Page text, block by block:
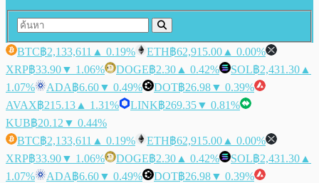
BTC฿2,133,611 ▲ 0.19% ETH฿62,915.00 ▲ 0.00%
XRP฿33.90▼ 1.06% DOGE฿2.30 ▲ 0.42% SOL฿2,431.30 ▲
1.07%
ADA฿6.60▼ 0.49% DOT฿26.98▼ 0.39%
AVAX฿215.13 ▲ 1.31% LINK฿269.35▼ 0.81%
KUB฿20.12 ▼ 0.44%
BTC฿2,133,611 ▲ 0.19% ETH฿62,915.00 ▲ 0.00%
XRP฿33.90▼ 1.06% DOGE฿2.30 ▲ 0.42% SOL฿2,431.30 ▲
1.07%
ADA฿6.60▼ 0.49% DOT฿26.98▼ 0.39%